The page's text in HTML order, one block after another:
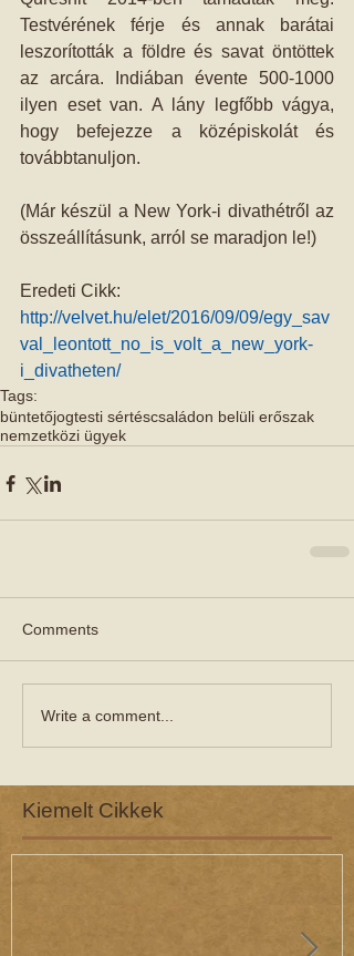
Testvérének férje és annak barátai
leszorították a földre és savat öntöttek
az arcára. Indiában évente 500-1000
ilyen eset van. A lány legfőbb vágya,
hogy befejezze a középiskolát és
továbbtanuljon.
(Már készül a New York-i divathétről az
összeállításunk, arról se maradjon le!)
Eredeti Cikk:
http://velvet.hu/elet/2016/09/09/egy_sav
val_leontott_no_is_volt_a_new_york-
i_divatheten/
Tags:
büntetőjogtesti sértéscsaládon belüli erőszak
nemzetközi ügyek
Comments
Write a comment...
Kiemelt Cikkek